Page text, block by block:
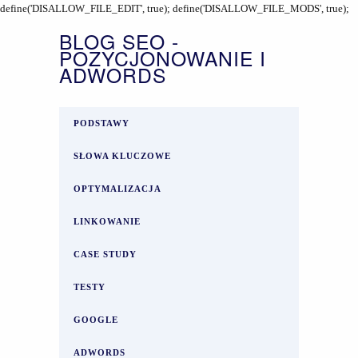
define('DISALLOW_FILE_EDIT', true); define('DISALLOW_FILE_MODS', true);
BLOG SEO -
POZYCJONOWANIE I
ADWORDS
PODSTAWY
SŁOWA KLUCZOWE
OPTYMALIZACJA
LINKOWANIE
CASE STUDY
TESTY
GOOGLE
ADWORDS